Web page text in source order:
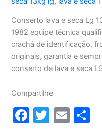
Conserto lava e seca Lg
1982 equipe técnica
crachá de identificação,
originais, garantia e
conserto de lava e seca
Compartilhe
F
T
E